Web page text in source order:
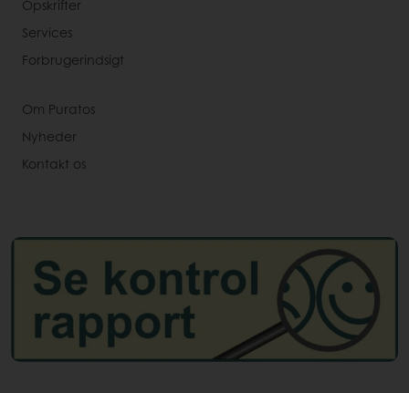
Opskrifter
Services
Forbrugerindsigt
Om Puratos
Nyheder
Kontakt os